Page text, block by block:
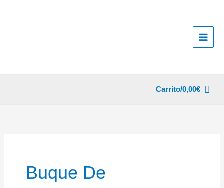
Carrito/0,00€
Buque De